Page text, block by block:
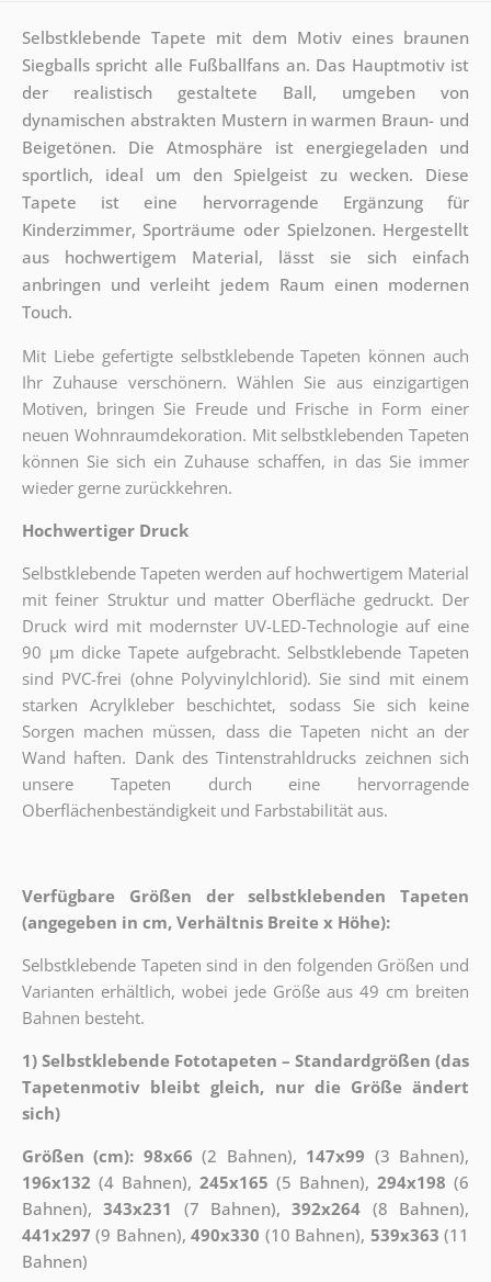
Selbstklebende Tapete mit dem Motiv eines braunen
Siegballs spricht alle Fußballfans an. Das Hauptmotiv ist
der realistisch gestaltete Ball, umgeben von
dynamischen abstrakten Mustern in warmen Braun- und
Beigetönen. Die Atmosphäre ist energiegeladen und
sportlich, ideal um den Spielgeist zu wecken. Diese
Tapete ist eine hervorragende Ergänzung für
Kinderzimmer, Sporträume oder Spielzonen. Hergestellt
aus hochwertigem Material, lässt sie sich einfach
anbringen und verleiht jedem Raum einen modernen
Touch.
Mit Liebe gefertigte selbstklebende Tapeten können auch
Ihr Zuhause verschönern. Wählen Sie aus einzigartigen
Motiven, bringen Sie Freude und Frische in Form einer
neuen Wohnraumdekoration. Mit selbstklebenden Tapeten
können Sie sich ein Zuhause schaffen, in das Sie immer
wieder gerne zurückkehren.
Hochwertiger Druck
Selbstklebende Tapeten werden auf hochwertigem Material
mit feiner Struktur und matter Oberfläche gedruckt. Der
Druck wird mit modernster UV-LED-Technologie auf eine
90 µm dicke Tapete aufgebracht. Selbstklebende Tapeten
sind PVC-frei (ohne Polyvinylchlorid). Sie sind mit einem
starken Acrylkleber beschichtet, sodass Sie sich keine
Sorgen machen müssen, dass die Tapeten nicht an der
Wand haften. Dank des Tintenstrahldrucks zeichnen sich
unsere Tapeten durch eine hervorragende
Oberflächenbeständigkeit und Farbstabilität aus.
Verfügbare Größen der selbstklebenden Tapeten
(angegeben in cm, Verhältnis Breite x Höhe):
Selbstklebende Tapeten sind in den folgenden Größen und
Varianten erhältlich, wobei jede Größe aus 49 cm breiten
Bahnen besteht.
1) Selbstklebende Fototapeten – Standardgrößen (das
Tapetenmotiv bleibt gleich, nur die Größe ändert
sich)
Größen (cm): 98x66 (2 Bahnen), 147x99 (3 Bahnen),
196x132 (4 Bahnen), 245x165 (5 Bahnen),294x198 (6
Bahnen),343x231 (7 Bahnen),392x264 (8 Bahnen),
441x297 (9 Bahnen),490x330 (10 Bahnen), 539x363 (11
Bahnen)